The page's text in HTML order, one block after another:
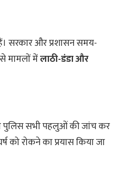
सरकार और प्रशासन समय-
मामलों मेंलाठी-डंडा और
पुलिस सभी पहलुओं की जांच कर
को रोकने का प्रयास किया जा